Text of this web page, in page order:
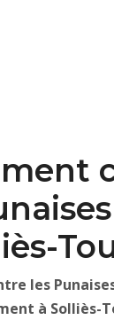
les
à Solliès-